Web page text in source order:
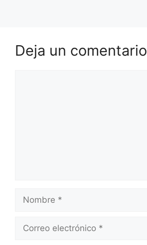
Deja un comentario
Nombre
Correo